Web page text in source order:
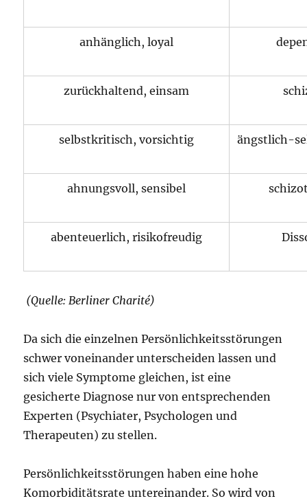
anhänglich, loyal
zurückhaltend, einsam
selbstkritisch, vorsichtig ängstlich-
ahnungsvoll, sensibel
abenteuerlich, risikofreudig
(Quelle: Berliner Charité)
Da sich die einzelnen Persönlichkeitsstörungen
schwer voneinander unterscheiden lassen und
sich viele Symptome gleichen, ist eine
gesicherte Diagnose nur von entsprechenden
Experten (Psychiater, Psychologen und
Therapeuten) zu stellen.
Persönlichkeitsstörungen haben eine hohe
Komorbiditätsrate untereinander. So wird von